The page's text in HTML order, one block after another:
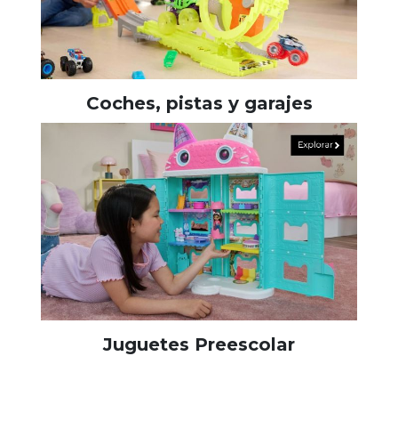
Coches, pistas y garajes
Juguetes Preescolar